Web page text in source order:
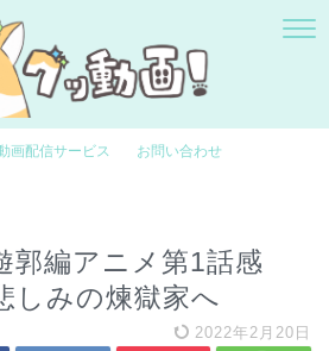
画配信サービス お問い合わせ
郭編アニメ第1話感
しみの煉獄家へ
2022年2月20日